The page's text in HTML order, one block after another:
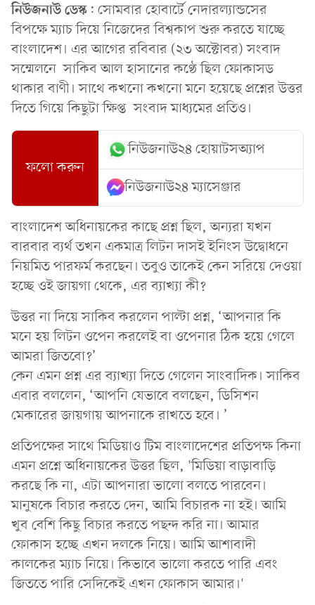
নিউজনাউডেস্ক : সোমবার হোবার্টে নেদারল্যান্ডসের
বিপক্ষে ম্যাচ দিয়ে নিজেদের বিশ্বকাপ শুরু করতে যাচ্ছে
বাংলাদেশ। এর আগের রবিবার (২৩ অক্টোবর) সংবাদ
সম্মেলনে সাকিব আল হাসানের কণ্ঠে ছিল ফোকাসড
থাকার বাণী। সাথে কখনো কখনো মনে হয়েছে প্রশ্নের উত্তর
দিতে গিয়ে কিছুটা ক্ষিপ্ত সংবাদ মাধ্যমের প্রতিও।
ফলো করুন
নিউজনাউ২৪ হোয়াটসঅ্যাপ
নিউজনাউ২৪ ম্যাসেঞ্জার
বাংলাদেশ অধিনায়কের কাছে প্রশ্ন ছিল, অন্যরা যখন
বারবার ব্যর্থ তখন একমাত্র লিটন দাসই ইনিংস উদ্বোধনে
নিয়মিত পারফর্ম করছেন। তবুও তাকেই কেন সরিয়ে দেওয়া
হচ্ছে ওই জায়গা থেকে, এর ব্যাখ্যা কী?
উত্তর না দিয়ে সাকিব করলেন পাল্টা প্রশ্ন, ‘আপনার কি
মনে হয় লিটন ওপেন করলেই বা ওপেনার ঠিক হয়ে গেলে
আমরা জিতবো?’
কেন এমন প্রশ্ন এর ব্যাখ্যা দিতে গেলেন সাংবাদিক। সাকিব
এবার বললেন, ‘আপনি যেভাবে বলছেন, ডিসিশন
মেকারের জায়গায় আপনাকে রাখতে হবে। ’
প্রতিপক্ষের সাথে মিডিয়াও টিম বাংলাদেশের প্রতিপক্ষ কিনা
এমন প্রশ্নে অধিনায়কের উত্তর ছিল, 'মিডিয়া বাড়াবাড়ি
করছে কি না, এটা আপনারা ভালো বলতে পারবেন।
মানুষকে বিচার করতে দেন, আমি বিচারক না হই। আমি
খুব বেশি কিছু বিচার করতে পছন্দ করি না। আমার
ফোকাস হচ্ছে এখন দলকে নিয়ে। আমি আশাবাদী
কালকের ম্যাচ নিয়ে। কিভাবে ভালো করতে পারি এবং
জিততে পারি সেদিকেই এখন ফোকাস আমার।'